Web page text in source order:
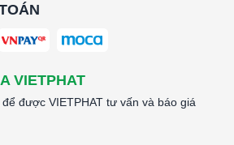
VIETPHAT
được VIETPHAT tư vấn và báo giá